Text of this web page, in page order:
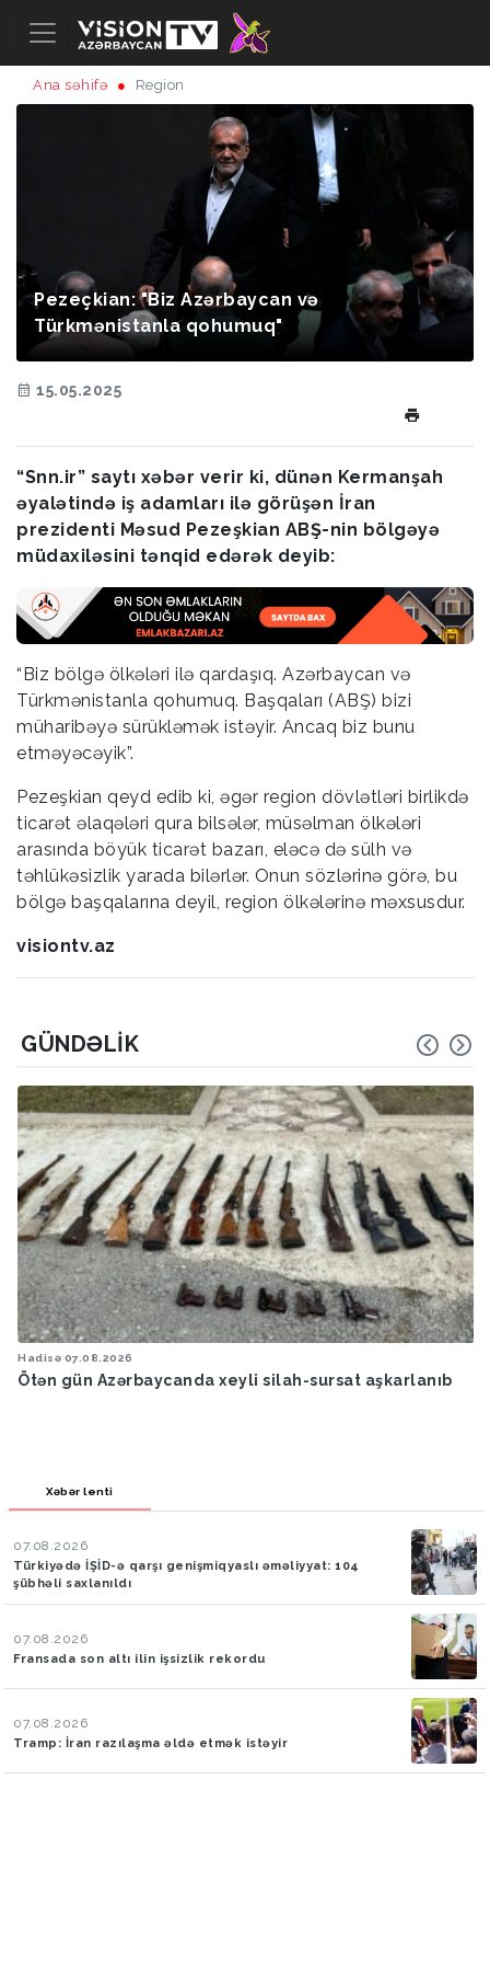
Ana səhifə Region
Pezeçkian: "Biz Azərbaycan və
Türkmənistanla qohumuq"
15.05.2025
“Snn.ir” saytı xəbər verir ki, dünən Kermanşah
əyalətində iş adamları ilə görüşən İran
prezidenti Məsud Pezeşkian ABŞ-nin bölgəyə
müdaxiləsini tənqid edərək deyib:
“Biz bölgə ölkələri ilə qardaşıq. Azərbaycan və
Türkmənistanla qohumuq. Başqaları (ABŞ) bizi
müharibəyə sürükləmək istəyir. Ancaq biz bunu
etməyəcəyik”.
Pezeşkian qeyd edib ki, əgər region dövlətləri birlikdə
ticarət əlaqələri qura bilsələr, müsəlman ölkələri
arasında böyük ticarət bazarı, eləcə də sülh və
təhlükəsizlik yarada bilərlər. Onun sözlərinə görə, bu
bölgə başqalarına deyil, region ölkələrinə məxsusdur.
visiontv.az
GÜNDƏLIK
Hadisə 07.08.2026
Ötən gün Azərbaycanda xeyli silah-sursat aşkarlanıb
Xəbər lenti
07.08.2026
Türkiyədə İŞİD-ə qarşı genişmiqyaslı əməliyyat: 104
şübhəli saxlanıldı
07.08.2026
Fransada son altı ilin işsizlik rekordu
07.08.2026
Tramp: İran razılaşma əldə etmək istəyir